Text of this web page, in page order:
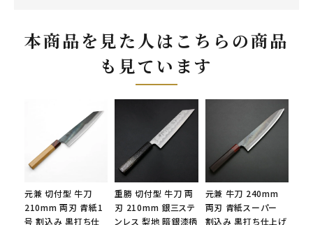
本商品を見た人はこちらの商品
も見ています
元兼 切付型 牛刀
210mm 両刃 青紙1
号 割込み 黒打ち仕
重勝 切付型 牛刀 両
刃 210mm 銀三ステ
ンレス 梨地 暗銀漆柄
元兼 牛刀 240mm
両刃 青紙スーパー
割込み 黒打ち仕上げ